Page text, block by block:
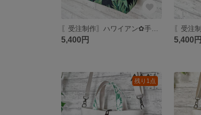
5,400円 5,400円
残り1点